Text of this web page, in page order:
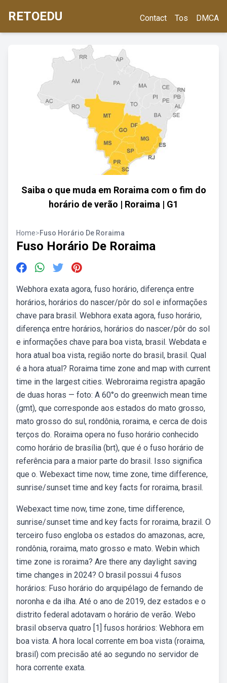
RETOEDU Contact Tos DMCA
Saiba o que muda em Roraima com o fim do
horário de verão | Roraima | G1
Home>Fuso Horário De Roraima
Fuso Horário De Roraima
Webhora exata agora, fuso horário, diferença entre
horários, horários do nascer/pôr do sol e informações
chave para brasil. Webhora exata agora, fuso horário,
diferença entre horários, horários do nascer/pôr do sol
e informações chave para boa vista, brasil. Webdata e
hora atual boa vista, região norte do brasil, brasil. Qual
é a hora atual? Roraima time zone and map with current
time in the largest cities. Webroraima registra apagão
de duas horas — foto: A 60°o do greenwich mean time
(gmt), que corresponde aos estados do mato grosso,
mato grosso do sul, rondônia, roraima, e cerca de dois
terços do. Roraima opera no fuso horário conhecido
como horário de brasília (brt), que é o fuso horário de
referência para a maior parte do brasil. Isso significa
que o. Webexact time now, time zone, time difference,
sunrise/sunset time and key facts for roraima, brasil.
Webexact time now, time zone, time difference,
sunrise/sunset time and key facts for roraima, brazil. O
terceiro fuso engloba os estados do amazonas, acre,
rondônia, roraima, mato grosso e mato. Webin which
time zone is roraima? Are there any daylight saving
time changes in 2024? O brasil possui 4 fusos
horários: Fuso horário do arquipélago de fernando de
noronha e da ilha. Até o ano de 2019, dez estados e o
distrito federal adotavam o horário de verão. Webo
brasil observa quatro [1] fusos horários: Webhora em
boa vista. A hora local corrente em boa vista (roraima,
brasil) com precisão até ao segundo no servidor de
hora corrente exata.